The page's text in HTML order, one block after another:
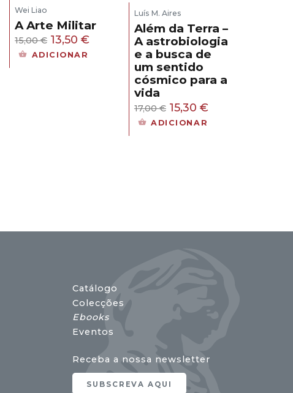
Wei Liao
A Arte Militar
15,00€ O
preço
13,50€
ADICIONAR
Luís M. Aires
Além da Terra –
A astrobiologia
e a busca de
um sentido
cósmico para a
vida
17,00€ O
preço
15,30 €O
ADICIONAR
Catálogo
Colecções
Ebooks
Eventos
Receba a nossa newsletter
SUBSCREVA AQUI